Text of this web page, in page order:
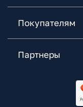
Покупателям
Партнеры